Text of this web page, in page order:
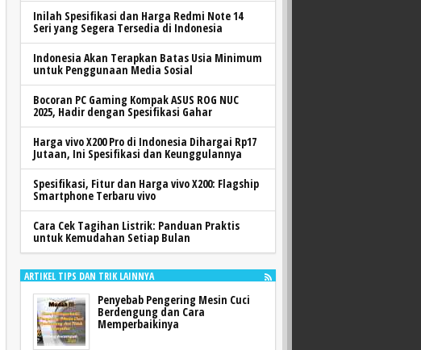
Inilah Spesifikasi dan Harga Redmi Note 14
Seri yang Segera Tersedia di Indonesia
Indonesia Akan Terapkan Batas Usia Minimum
untuk Penggunaan Media Sosial
Bocoran PC Gaming Kompak ASUS ROG NUC
2025, Hadir dengan Spesifikasi Gahar
Harga vivo X200 Pro di Indonesia Dihargai Rp17
Jutaan, Ini Spesifikasi dan Keunggulannya
Spesifikasi, Fitur dan Harga vivo X200: Flagship
Smartphone Terbaru vivo
Cara Cek Tagihan Listrik: Panduan Praktis
untuk Kemudahan Setiap Bulan
ARTIKEL TIPS DAN TRIK LAINNYA
Penyebab Pengering Mesin Cuci
Berdengung dan Cara
Memperbaikinya